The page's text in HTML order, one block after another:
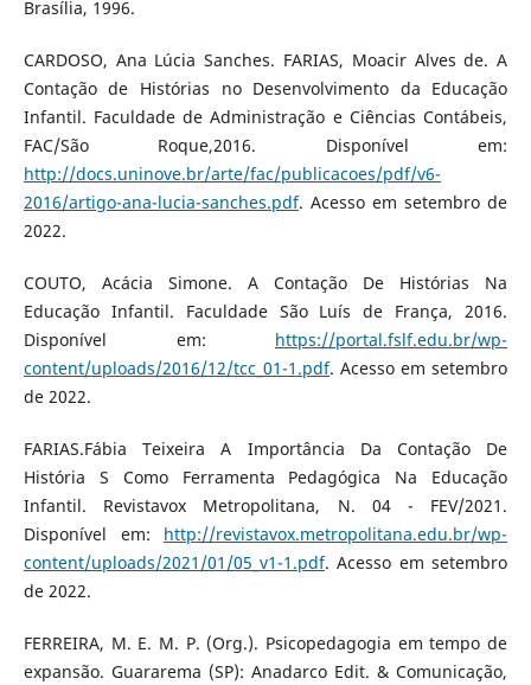
Brasília, 1996.
CARDOSO, Ana Lúcia Sanches. FARIAS, Moacir Alves de. A
Contação de Histórias no Desenvolvimento da Educação
Infantil. Faculdade de Administração e Ciências Contábeis,
FAC/São Roque,2016. Disponível em:
http://docs.uninove.br/arte/fac/publicacoes/pdf/v6-
2016/artigo-ana-lucia-sanches.pdf. Acesso em setembro de
2022.
COUTO, Acácia Simone. A Contação De Histórias Na
Educação Infantil. Faculdade São Luís de França, 2016.
Disponível em: https://portal.fslf.edu.br/wp-
content/uploads/2016/12/tcc_01-1.pdf. Acesso em setembro
de 2022.
FARIAS.Fábia Teixeira A Importância Da Contação De
História S Como Ferramenta Pedagógica Na Educação
Infantil. Revistavox Metropolitana, N. 04 - FEV/2021.
Disponível em: http://revistavox.metropolitana.edu.br/wp-
content/uploads/2021/01/05_v1-1.pdf. Acesso em setembro
de 2022.
FERREIRA, M. E. M. P. (Org.). Psicopedagogia em tempo de
expansão. Guararema (SP): Anadarco Edit. & Comunicação,